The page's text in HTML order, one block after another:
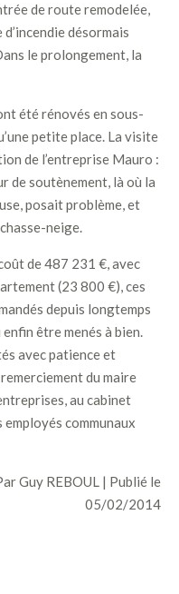
de route remodelée,
désormais
le prolongement, la
été rénovés en sous-
petite place. La visite
de l’entreprise Mauro :
de soutènement, là où la
posait problème, et
neige.
de 487 231 €, avec
(23 800 €), ces
depuis longtemps
être menés à bien.
avec patience et
du maire
au cabinet
employés communaux
Guy REBOUL | Publié le
05/02/2014